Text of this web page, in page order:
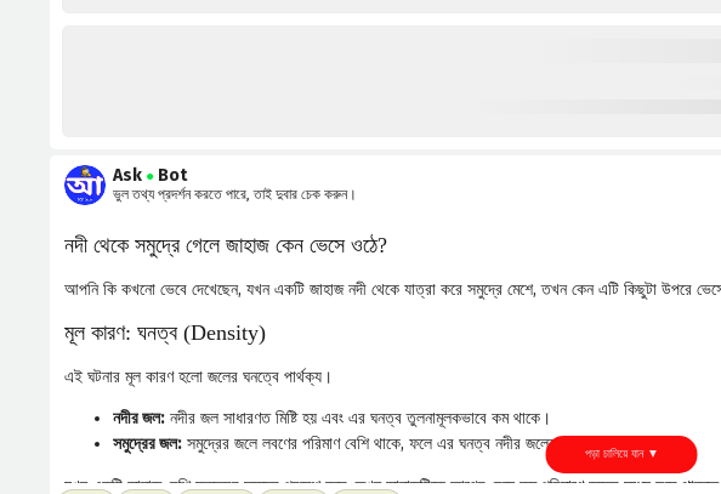
Ask ●Bot
ভুল তথ্য প্রদর্শন করতে পারে, তাই দুবার চেক করুন।
নদী থেকে সমুদ্রে গেলে জাহাজ কেন ভেসে ওঠে?
আপনি কি কখনো ভেবে দেখেছেন, যখন একটি জাহাজ নদী থেকে যাত্রা করে সমুদ্রে মেশে, তখন কেন এটি কিছুটা উপরে
মূল কারণ: ঘনত্ব (Density)
এই ঘটনার মূল কারণ হলো জলের ঘনত্বে পার্থক্য।
নদীর জল: নদীর জল সাধারণত মিষ্টি হয় এবং এর ঘনত্ব তুলনামূলকভাবে কম থাকে।
সমুদ্রের জল: সমুদ্রের জলে লবণের পরিমাণ বেশি থাকে, ফলে এর ঘনত্ব নদীর জলের চেয়ে বেশি হয়।
যখন একটি জাহাজ বেশি ঘনত্বের সমুদ্রে প্রবেশ করে, তখন জাহাজটিকে আগের চেয়ে কম পরিমাণে জলের মধ্যে ডুবে